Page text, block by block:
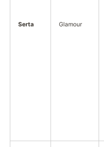
Serta Glamour